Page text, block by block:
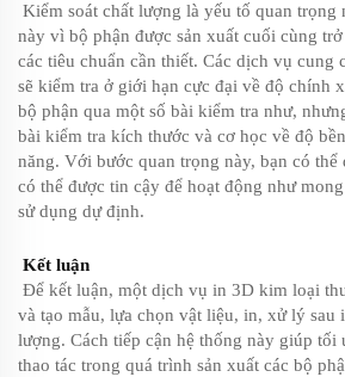
Kiểm soát chất lượng là yếu tố quan trọng
này vì bộ phận được sản xuất cuối cùng
các tiêu chuẩn cần thiết. Các dịch vụ cung
sẽ kiểm tra ở giới hạn cực đại về độ chính
bộ phận qua một số bài kiểm tra như,
bài kiểm tra kích thước và cơ học về độ
năng. Với bước quan trọng này, bạn có thể
có thể được tin cậy để hoạt động như
sử dụng dự định.
Kết luận
Để kết luận, một dịch vụ in 3D kim loại
và tạo mẫu, lựa chọn vật liệu, in, xử lý sau
lượng. Cách tiếp cận hệ thống này giúp tối
thao tác trong quá trình sản xuất các bộ